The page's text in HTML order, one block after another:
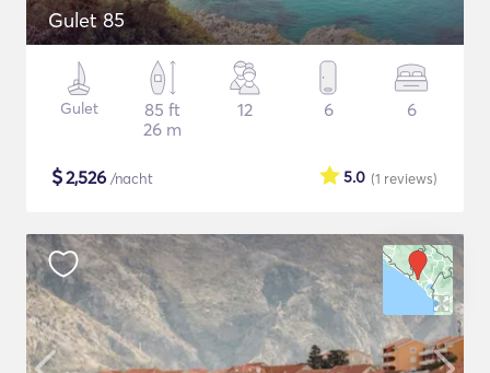
Gulet 85
Gulet
85 ft
26 m
12 6 6
$2,526 /nacht (1 reviews)
5.0